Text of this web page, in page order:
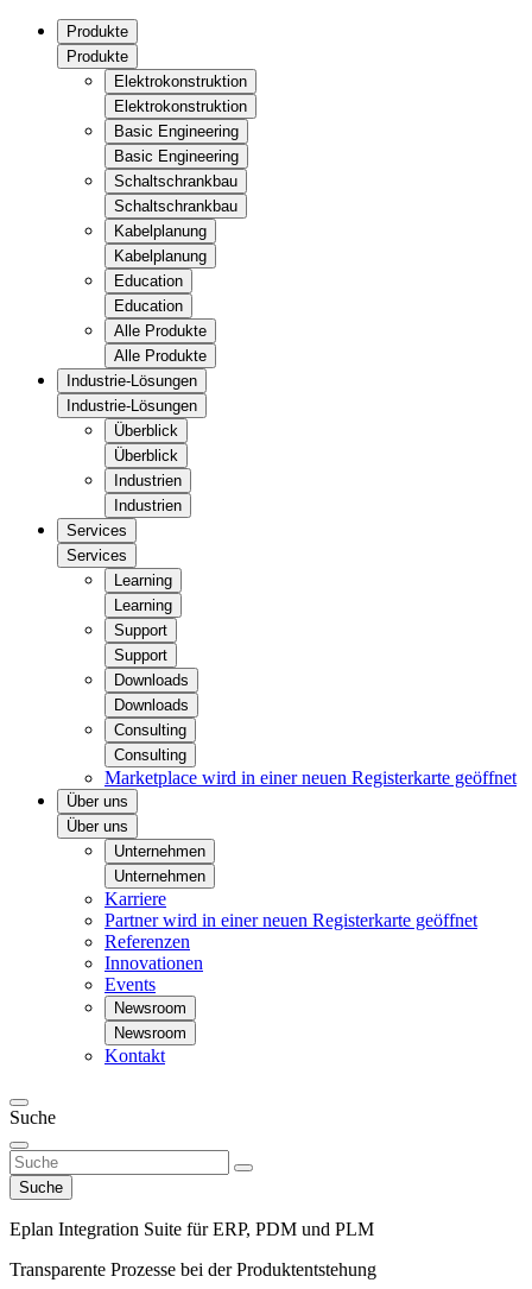
Produkte
Produkte
Elektrokonstruktion
Elektrokonstruktion
Basic Engineering
Basic Engineering
Schaltschrankbau
Schaltschrankbau
Kabelplanung
Kabelplanung
Education
Education
Alle Produkte
Alle Produkte
Industrie-Lösungen
Industrie-Lösungen
Überblick
Überblick
Industrien
Industrien
Services
Services
Learning
Learning
Support
Support
Downloads
Downloads
Consulting
Consulting
Marketplace wird in einer neuen Registerkarte geöffnet
Über uns
Über uns
Unternehmen
Unternehmen
Karriere
Partnerwird in einer neuen Registerkarte geöffnet
Referenzen
Innovationen
Events
Newsroom
Newsroom
Kontakt
Suche
Suche
Eplan Integration Suite für ERP, PDM und PLM
Transparente Prozesse bei der Produktentstehung